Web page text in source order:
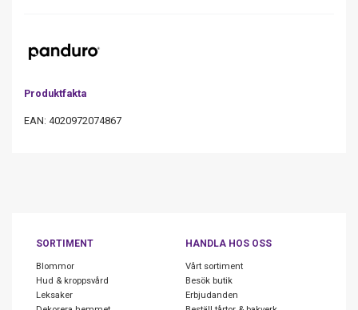
Produktfakta
EAN: 4020972074867
SORTIMENT
Blommor
Hud & kroppsvård
Leksaker
HANDLA HOS OSS
Vårt sortiment
Besök butik
Erbjudanden